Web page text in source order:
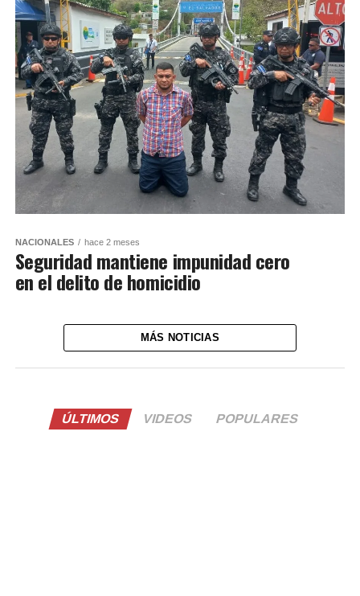
NACIONALES hace 2 meses
Seguridad mantiene impunidad cero
en el delito de homicidio
MÁS NOTICIAS
ÚLTIMOS VIDEOS POPULARES